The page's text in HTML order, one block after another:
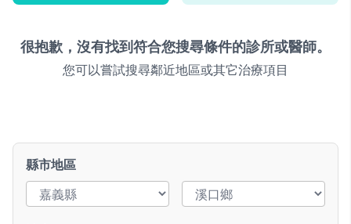
很抱歉，沒有找到符合您搜尋條件的診所或醫師。
您可以嘗試搜尋鄰近地區或其它治療項目
縣市地區